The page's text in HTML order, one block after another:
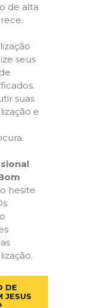
de alta
seus
suas
e
hesite
DE
JESUS